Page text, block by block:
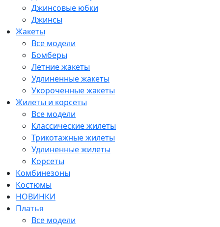
Джинсовые юбки
Джинсы
Жакеты
Все модели
Бомберы
Летние жакеты
Удлиненные жакеты
Укороченные жакеты
Жилеты и корсеты
Все модели
Классические жилеты
Трикотажные жилеты
Удлиненные жилеты
Корсеты
Комбинезоны
Костюмы
НОВИНКИ
Платья
Все модели